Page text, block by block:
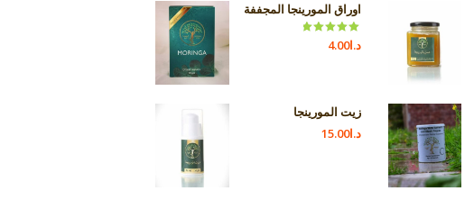
اوراق المورينجا المجففة
Rated5.00
out of 5
د.ا4.00
زيت المورينجا
د.ا15.00